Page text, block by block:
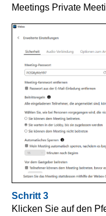
Meetings Private
Schritt 3
Klicken Sie auf den